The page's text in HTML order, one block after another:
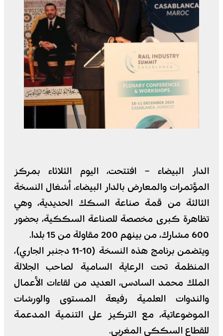
الدار البيضاء – افتتحت، اليوم الثلاثاء بمركز
المؤتمرات والمعارض بالدار البيضاء، أشغال النسخة
الثالثة من قمة صناعة السكك الحديدية، وهي
تظاهرة كبرى مخصصة للصناعة السككية، بحضور
600 مشارك، من بينهم 200 مقاولة من 15 بلدا.
ويتضمن برنامج هذه النسخة (10-11 دجنبر الجاري)،
المنظمة تحت الرعاية السامية لصاحب الجلالة
الملك محمد السادس، العديد من لقاءات الأعمال
والندوات العلمية رفيعة المستوى والورشات
الموضوعاتية، مع التركيز على التنمية المدعمة
للقطاع السككي المغربي.